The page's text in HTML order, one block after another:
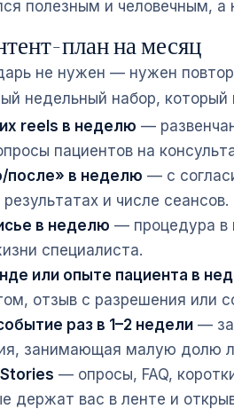
полезным и человечным, а
план на месяц
не нужен — нужен
недельный набор,
reels в неделю —
пациентов на
после» в неделю — с
и числе сеансов.
в неделю — процедура в
специалиста.
или опыте пациента в
отзыв с разрешения или
раз в 1–2 недели —
занимающая малую долю
— опросы, FAQ,
держат вас в ленте и